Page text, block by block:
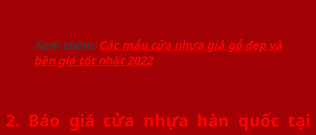
Xem thêm:Các mẫu cửa nhựa giả gỗ đẹp và
bền giá tốt nhất 2022
2. Báo giá cửa nhựa hàn quốc tại